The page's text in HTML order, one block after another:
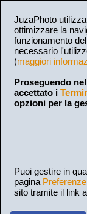
JuzaPhoto
ottimizzare la
funzionamento
necessario
(maggiori
Proseguendo
accettato i
opzioni per la
Puoi gestire in
pagina
sito tramite il link